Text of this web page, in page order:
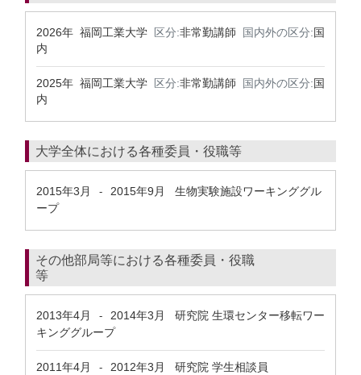
2026年 福岡工業大学 区分:非常勤講師 国内外の区分:国
内
2025年 福岡工業大学 区分:非常勤講師 国内外の区分:国
内
大学全体における各種委員・役職等
2015年3月 - 2015年9月
生物実験施設ワーキンググル
ープ
その他部局等における各種委員・役職
等
2013年4月 - 2014年3月
研究院 生環センター移転ワー
キンググループ
2011年4月 - 2012年3月 研究院 学生相談員